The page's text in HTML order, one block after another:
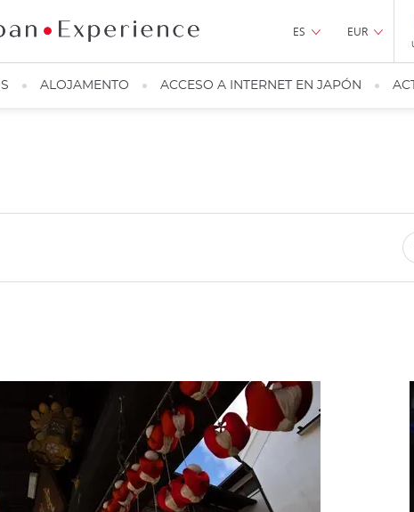
ES EUR
ALOJAMENTO ACCESO A INTERNET EN JAPÓN